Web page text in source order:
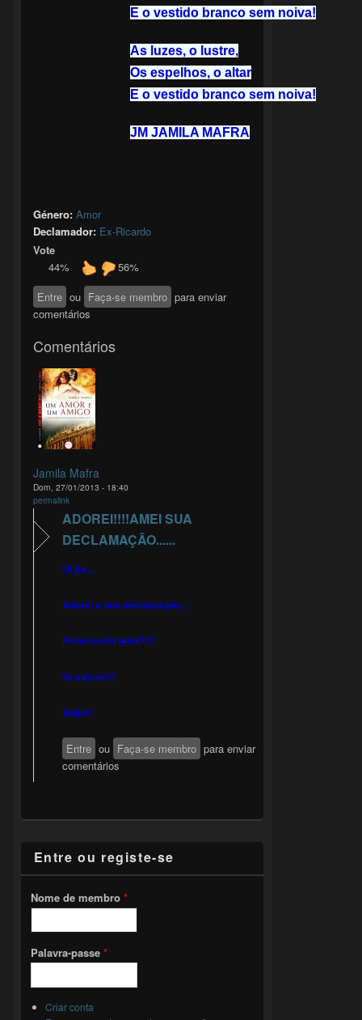
E o vestido branco sem noiva!
As luzes, o lustre,
Os espelhos, o altar
E o vestido branco sem noiva!
JM JAMILA MAFRA
Género: Amor
Declamador: Ex-Ricardo
Vote
44%
56%
Entre ou Faça-se membro para enviar
comentários
Comentários
Jamila Mafra
Dom, 27/01/2013 - 18:40
permalink
ADOREI!!!!AMEI SUA
DECLAMAÇÃO......
Oi,Ex....
Adorei a sua declamação....
Ficou muito bom!!!!!
Te adoro!!!!
Beijo!!
Entre ou Faça-se membro para enviar
comentários
Entre ou registe-se
Nome de membro *
Palavra-passe *
Criar conta